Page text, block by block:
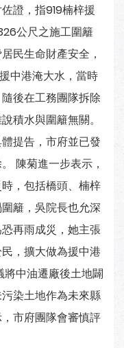
證，指919楠梓援
公尺之施工圍籬
民生命財產安全，
中港淹大水，當時
後在工務團隊拆除
積水與圍籬無關。
提告，市府並已發
陳菊進一步表示，
，包括橋頭、楠梓
籬，吳院長也允深
再雨成災，她主張
，擴大做為援中港
中油遷廠後土地闢
染土地作為未來縣
市府團隊會審慎評